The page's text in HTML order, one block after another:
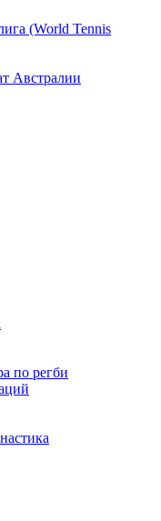
(World Tennis
Австралии
по регби